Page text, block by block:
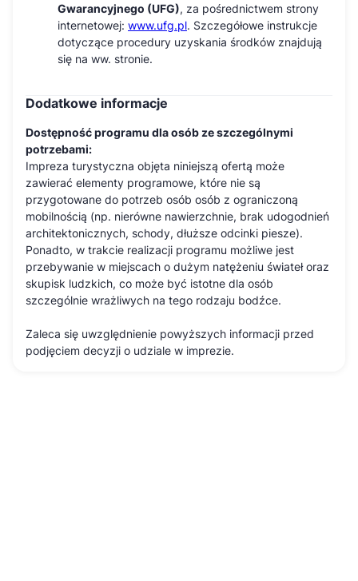
Gwarancyjnego (UFG), za pośrednictwem strony
internetowej: www.ufg.pl. Szczegółowe instrukcje
dotyczące procedury uzyskania środków znajdują
się na ww. stronie.
Dodatkowe informacje
Dostępność programu dla osób ze szczególnymi
potrzebami:
Impreza turystyczna objęta niniejszą ofertą może
zawierać elementy programowe, które nie są
przygotowane do potrzeb osób osób z ograniczoną
mobilnością (np. nierówne nawierzchnie, brak udogodnień
architektonicznych, schody, dłuższe odcinki piesze).
Ponadto, w trakcie realizacji programu możliwe jest
przebywanie w miejscach o dużym natężeniu świateł oraz
skupisk ludzkich, co może być istotne dla osób
szczególnie wrażliwych na tego rodzaju bodźce.
Zaleca się uwzględnienie powyższych informacji przed
podjęciem decyzji o udziale w imprezie.